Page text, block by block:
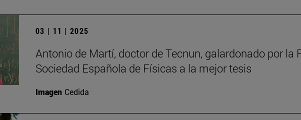
03 | 11 | 2025
Antonio de Martí, doctor de Tecnun, galardonado por la
Sociedad Española de Físicas a la mejor tesis
Imagen Cedida